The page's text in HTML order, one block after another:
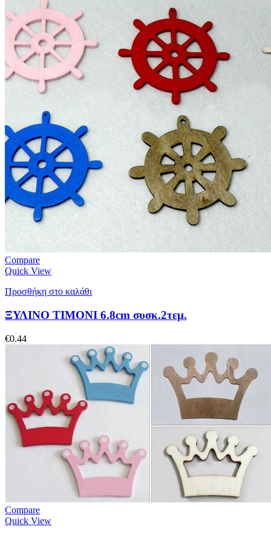
Compare
Quick View
Προσθήκη στο καλάθι
ΞΥΛΙΝΟ ΤΙΜΟΝΙ 6.8cm συσκ.2τεμ.
€0.44
Compare
Quick View